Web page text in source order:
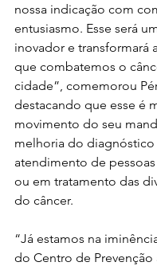
nossa indicação com
entusiasmo. Esse será
inovador e transformará
que combatemos o
cidade”, comemorou
destacando que esse é
movimento do seu
melhoria do diagnóstico
atendimento de
ou em tratamento das
do câncer.
“Já estamos na
do Centro de Prevenção